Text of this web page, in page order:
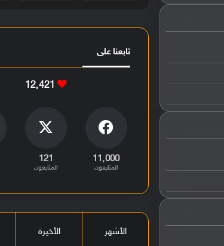
تابعنا على
12٬421
11٬000
المتابعون
121
المتابعون
الأشهر الأخيرة